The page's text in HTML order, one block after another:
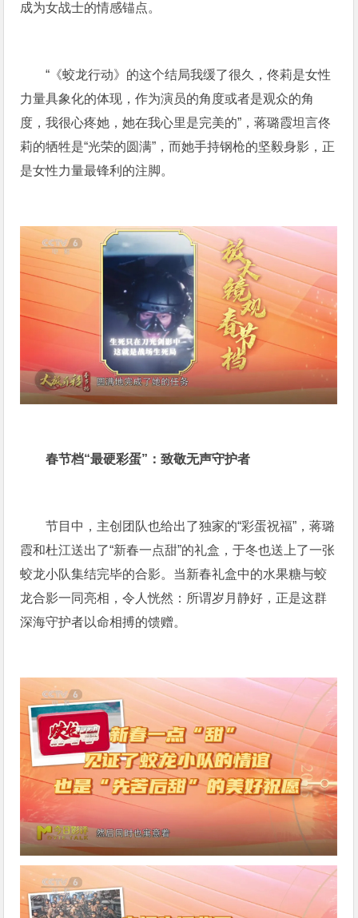
成为女战士的情感锚点。
“《蛟龙行动》的这个结局我缓了很久，佟莉是女性
力量具象化的体现，作为演员的角度或者是观众的角
度，我很心疼她，她在我心里是完美的”，蒋璐霞坦言佟
莉的牺牲是“光荣的圆满”，而她手持钢枪的坚毅身影，正
是女性力量最锋利的注脚。
春节档“最硬彩蛋”：致敬无声守护者
节目中，主创团队也给出了独家的“彩蛋祝福”，蒋璐
霞和杜江送出了“新春一点甜”的礼盒，于冬也送上了一张
蛟龙小队集结完毕的合影。当新春礼盒中的水果糖与蛟
龙合影一同亮相，令人恍然：所谓岁月静好，正是这群
深海守护者以命相搏的馈赠。